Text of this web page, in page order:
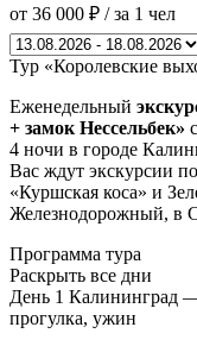
от 36 000 ₽ / за 1 чел
Тур «Королевские
Еженедельный
+ замок Нессельбек»
4 ночи в городе
Вас ждут экскурсии
«Куршская коса» и
Железнодорожный, в
Программа тура
Раскрыть все дни
День 1 Калининград —
прогулка, ужин